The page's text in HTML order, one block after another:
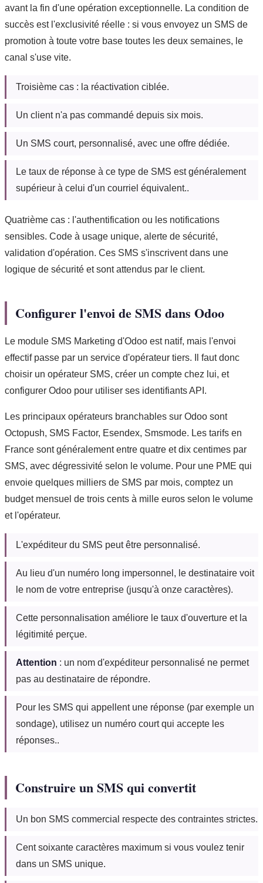
avant la fin d'une opération exceptionnelle. La condition de
succès est l'exclusivité réelle : si vous envoyez un SMS de
promotion à toute votre base toutes les deux semaines, le
canal s'use vite.
Troisième cas : la réactivation ciblée.
Un client n'a pas commandé depuis six mois.
Un SMS court, personnalisé, avec une offre dédiée.
Le taux de réponse à ce type de SMS est généralement
supérieur à celui d'un courriel équivalent..
Quatrième cas : l'authentification ou les notifications
sensibles. Code à usage unique, alerte de sécurité,
validation d'opération. Ces SMS s'inscrivent dans une
logique de sécurité et sont attendus par le client.
Configurer l'envoi de SMS dans Odoo
Le module SMS Marketing d'Odoo est natif, mais l'envoi
effectif passe par un service d'opérateur tiers. Il faut donc
choisir un opérateur SMS, créer un compte chez lui, et
configurer Odoo pour utiliser ses identifiants API.
Les principaux opérateurs branchables sur Odoo sont
Octopush, SMS Factor, Esendex, Smsmode. Les tarifs en
France sont généralement entre quatre et dix centimes par
SMS, avec dégressivité selon le volume. Pour une PME qui
envoie quelques milliers de SMS par mois, comptez un
budget mensuel de trois cents à mille euros selon le volume
et l'opérateur.
L'expéditeur du SMS peut être personnalisé.
Au lieu d'un numéro long impersonnel, le destinataire voit
le nom de votre entreprise (jusqu'à onze caractères).
Cette personnalisation améliore le taux d'ouverture et la
légitimité perçue.
Attention : un nom d'expéditeur personnalisé ne permet
pas au destinataire de répondre.
Pour les SMS qui appellent une réponse (par exemple un
sondage), utilisez un numéro court qui accepte les
réponses..
Construire un SMS qui convertit
Un bon SMS commercial respecte des contraintes strictes.
Cent soixante caractères maximum si vous voulez tenir
dans un SMS unique.